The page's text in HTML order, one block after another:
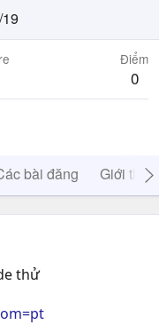
Điểm
0
bài đăng Giới thiệu
thử